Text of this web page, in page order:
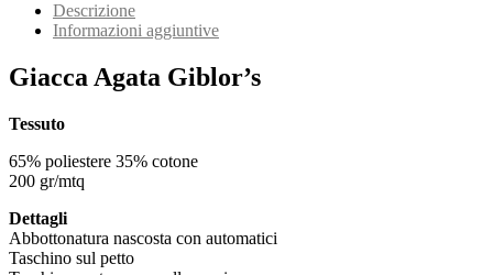
Descrizione
Informazioni aggiuntive
Giacca Agata Giblor’s
Tessuto
65% poliestere 35% cotone
200 gr/mtq
Dettagli
Abbottonatura nascosta con automatici
Taschino sul petto